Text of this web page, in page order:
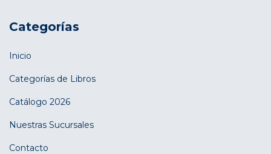
Categorías
Inicio
Categorías de Libros
Catálogo 2026
Nuestras Sucursales
Contacto